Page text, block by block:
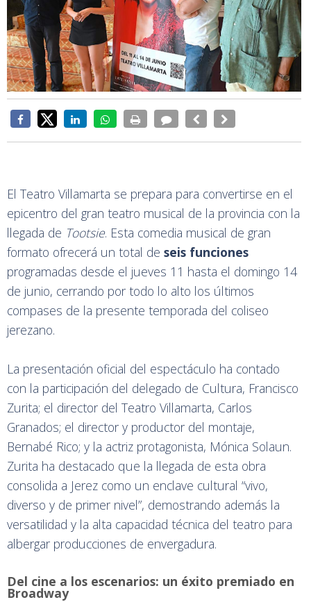
El Teatro Villamarta se prepara para convertirse en el
epicentro del gran teatro musical de la provincia con la
llegada de Tootsie. Esta comedia musical de gran
formato ofrecerá un total de seis funciones
programadas desde el jueves 11 hasta el domingo 14
de junio, cerrando por todo lo alto los últimos
compases de la presente temporada del coliseo
jerezano.
La presentación oficial del espectáculo ha contado
con la participación del delegado de Cultura, Francisco
Zurita; el director del Teatro Villamarta, Carlos
Granados; el director y productor del montaje,
Bernabé Rico; y la actriz protagonista, Mónica Solaun.
Zurita ha destacado que la llegada de esta obra
consolida a Jerez como un enclave cultural “vivo,
diverso y de primer nivel”, demostrando además la
versatilidad y la alta capacidad técnica del teatro para
albergar producciones de envergadura.
Del cine a los escenarios: un éxito premiado en
Broadway